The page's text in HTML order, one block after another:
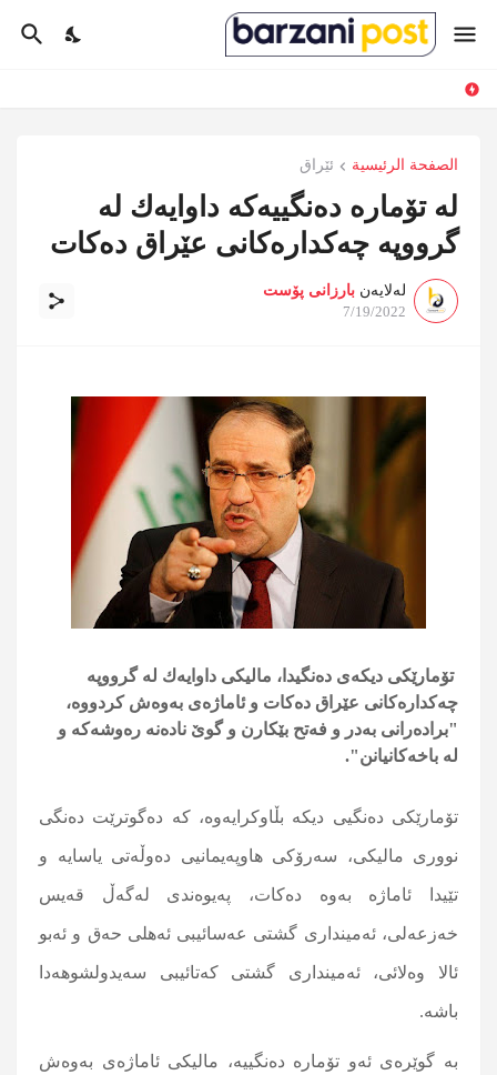
الصفحة الرئيسية ئێراق
له‌ تۆماره‌ ده‌نگییه‌كه‌ داوایه‌ك له‌
گرووپە چەكدارەكانی عێراق دەكات
لەلایەن بارزانی پۆست
7/19/2022
تۆمارێكی دیكەی دەنگیدا، مالیکی داوایه‌ك له‌ گرووپە
چەكدارەكانی عێراق دەكات و ئاماژه‌ی به‌وه‌ش كردووه‌،
"برادەرانى بەدر و فەتح بێکارن و گوێ نادەنە رەوشەکە و
لە باخەکانیانن".
تۆمارێكی دەنگیی دیكە بڵاوکرایەوە، کە دەگوترێت دەنگی
نوورى مالیکى، سەرۆکى هاوپەیمانیى دەوڵەتى یاسایە و
تێیدا ئاماژە بەوە دەکات، پەیوەندی لەگەڵ قەیس
خەزعەلی، ئەمیندارى گشتی عەسائیبی ئەهلی حەق و ئەبو
ئالا وەلائی، ئەمیندارى گشتی کەتائیبی سەیدولشوهەدا
باشە.
به‌ گوێره‌ی ئه‌و تۆماره‌ ده‌نگییه‌، مالیكی ئاماژه‌ی به‌وه‌ش